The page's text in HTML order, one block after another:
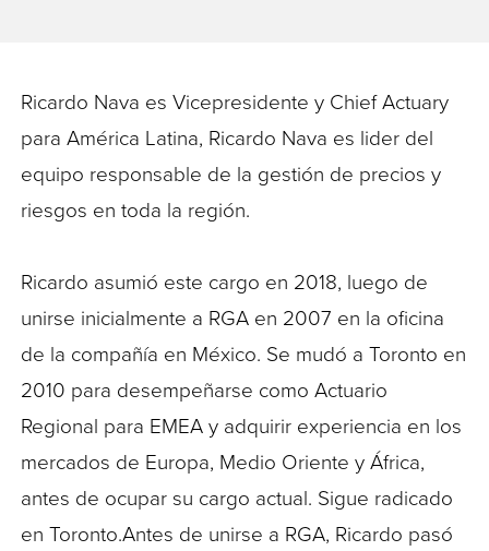
Ricardo Nava es Vicepresidente y Chief Actuary
para América Latina, Ricardo Nava es lider del
equipo responsable de la gestión de precios y
riesgos en toda la región.
Ricardo asumió este cargo en 2018, luego de
unirse inicialmente a RGA en 2007 en la oficina
de la compañía en México. Se mudó a Toronto en
2010 para desempeñarse como Actuario
Regional para EMEA y adquirir experiencia en los
mercados de Europa, Medio Oriente y África,
antes de ocupar su cargo actual. Sigue radicado
en Toronto.Antes de unirse a RGA, Ricardo pasó